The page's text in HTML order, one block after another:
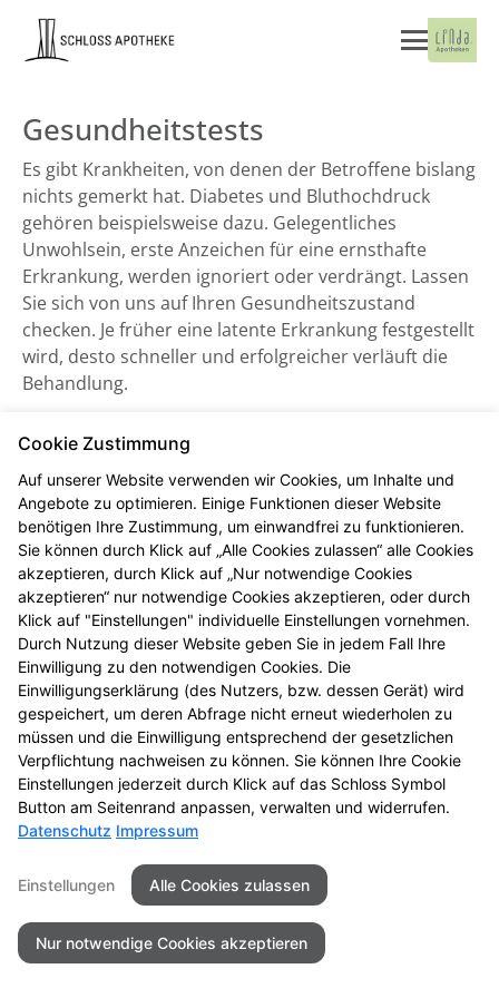
Gesundheitstests
Es gibt Krankheiten, von denen der Betroffene bislang
nichts gemerkt hat. Diabetes und Bluthochdruck
gehören beispielsweise dazu. Gelegentliches
Unwohlsein, erste Anzeichen für eine ernsthafte
Erkrankung, werden ignoriert oder verdrängt. Lassen
Sie sich von uns auf Ihren Gesundheitszustand
checken. Je früher eine latente Erkrankung festgestellt
wird, desto schneller und erfolgreicher verläuft die
Behandlung.
Blutdruckmessung
Gesundheits-Check
Hauttest bei Allergien
Seitenübersicht Kontakt
Impressum
Datenschutz
Barrierefreiheit
© 2026 Schloss Apotheke
Cookie Zustimmung
Auf unserer Website verwenden wir Cookies, um Inhalte und
Angebote zu optimieren. Einige Funktionen dieser Website
benötigen Ihre Zustimmung, um einwandfrei zu funktionieren.
Sie können durch Klick auf „Alle Cookies zulassen“ alle Cookies
akzeptieren, durch Klick auf „Nur notwendige Cookies
akzeptieren“ nur notwendige Cookies akzeptieren, oder durch
Klick auf "Einstellungen" individuelle Einstellungen vornehmen.
Durch Nutzung dieser Website geben Sie in jedem Fall Ihre
Einwilligung zu den notwendigen Cookies. Die
Einwilligungserklärung (des Nutzers, bzw. dessen Gerät) wird
gespeichert, um deren Abfrage nicht erneut wiederholen zu
müssen und die Einwilligung entsprechend der gesetzlichen
Verpflichtung nachweisen zu können. Sie können Ihre Cookie
Einstellungen jederzeit durch Klick auf das Schloss Symbol
Button am Seitenrand anpassen, verwalten und widerrufen.
Datenschutz Impressum
Einstellungen Alle Cookies zulassen
Nur notwendige Cookies akzeptieren